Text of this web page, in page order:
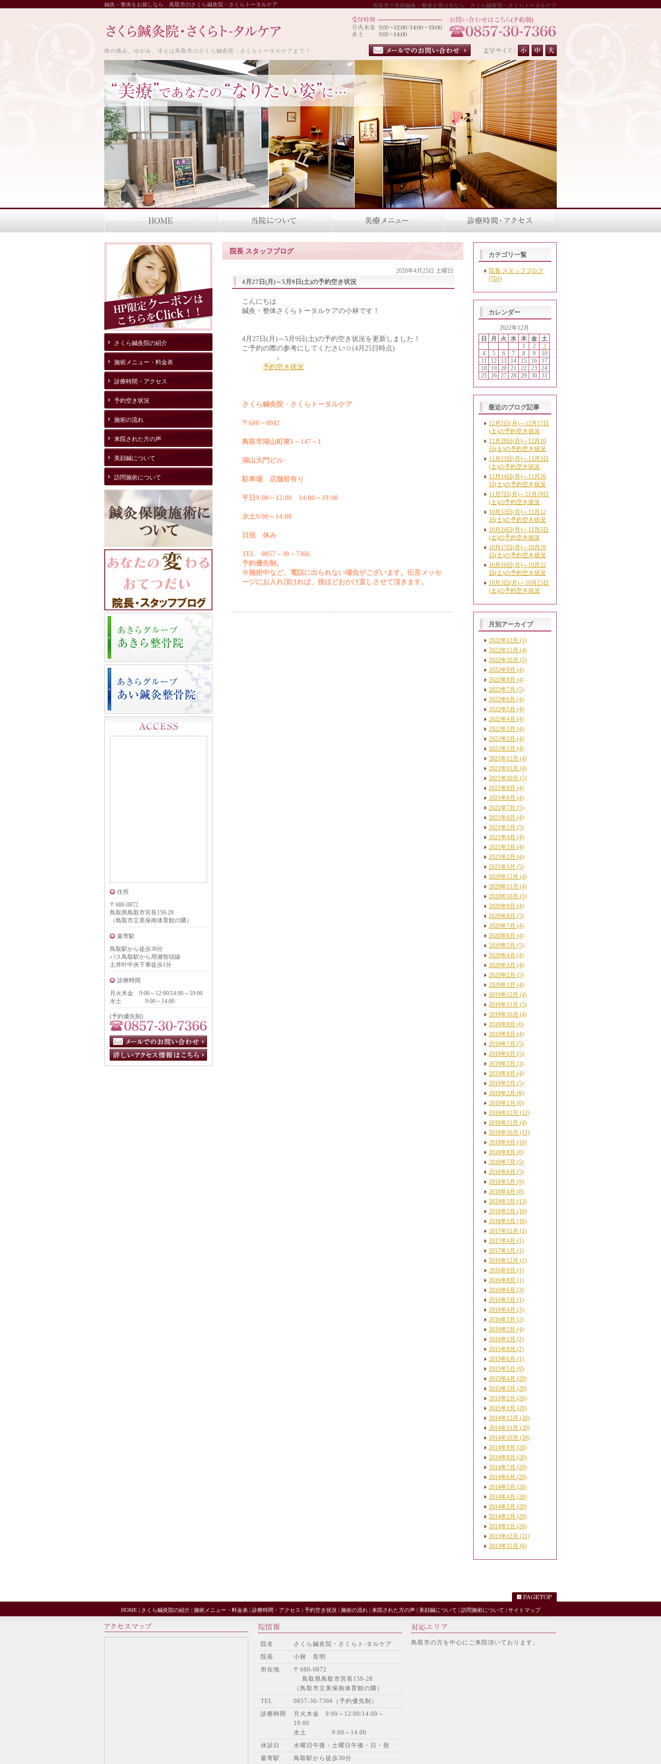
鍼灸・整体をお探しなら、鳥取市のさくら鍼灸院・さくらトータルケア 鳥取市で美容鍼灸・整体を受けるなら、さくら鍼灸院・さくらトータルケア
体の痛み、ゆがみ、冷えは鳥取市のさくら鍼灸院・さくらトータルケアまで！
院長 スタッフブログ
2020年4月25日 土曜日
4月27日(月)～5月9日(土)の予約空き状況
こんにちは
鍼灸・整体さくらトータルケアの小林です！
4月27日(月)～5月9日(土)の予約空き状況を更新しました！
ご予約の際の参考にしてください☆(4月25日時点)
↓
予約空き状況
さくら鍼灸院・さくらトータルケア
〒680－0942
鳥取市湖山町東1－147－1
湖山大門ビル
駐車場 店舗前有り
平日9:00～12:00 14:00～19:00
水土9:00～14:00
日祝 休み
TEL 0857－30－7366
予約優先制。
※施術中など、電話に出られない場合がございます。伝言メッセ
ージにお入れ頂ければ、後ほどおかけ直しさせて頂きます。
カテゴリ一覧
院長 スタッフブログ
(701)
カレンダー
2022年12月
日
月 火 水 木 金
土
1
2
3
4
5 6 7 8 9
10
11
12 13 14 15 16
17
18
19 20 21 22 23
24
25
26 27 28 29 30 31
最近のブログ記事
12月5日(月)～12月17日
(土)の予約空き状況
11月28日(月)～12月10
日(土)の予約空き状況
11月21日(月)～12月3日
(土)の予約空き状況
11月14日(月)～11月26
日(土)の予約空き状況
11月7日(月)～11月19日
(土)の予約空き状況
10月31日(月)～11月12
日(土)の予約空き状況
10月24日(月)～11月5日
(土)の予約空き状況
10月17日(月)～10月29
日(土)の予約空き状況
10月10日(月)～10月22
日(土)の予約空き状況
10月3日(月)～10月15日
(土)の予約空き状況
月別アーカイブ
2022年12月 (1)
2022年11月 (4)
2022年10月 (5)
2022年9月 (4)
2022年8月 (4)
2022年7月 (5)
2022年6月 (4)
2022年5月 (4)
2022年4月 (4)
2022年3月 (4)
2022年2月 (4)
2022年1月 (4)
2021年12月 (4)
2021年11月 (4)
2021年10月 (5)
2021年9月 (4)
2021年8月 (4)
2021年7月 (5)
2021年6月 (4)
2021年5月 (5)
2021年4月 (4)
2021年3月 (4)
2021年2月 (4)
2021年1月 (5)
2020年12月 (4)
2020年11月 (4)
2020年10月 (5)
2020年9月 (4)
2020年8月 (5)
2020年7月 (4)
2020年6月 (4)
2020年5月 (5)
2020年4月 (4)
2020年3月 (4)
2020年2月 (5)
2020年1月 (4)
2019年12月 (4)
2019年11月 (5)
2019年10月 (4)
2019年9月 (6)
2019年8月 (4)
2019年7月 (5)
2019年6月 (5)
2019年5月 (3)
2019年4月 (4)
2019年3月 (5)
2019年2月 (8)
2019年1月 (6)
2018年12月 (12)
2018年11月 (4)
2018年10月 (11)
2018年9月 (10)
2018年8月 (8)
2018年7月 (5)
2018年6月 (5)
2018年5月 (9)
2018年4月 (8)
2018年3月 (13)
2018年2月 (10)
2018年1月 (16)
2017年12月 (1)
2017年4月 (1)
2017年1月 (1)
2016年12月 (1)
2016年9月 (1)
2016年8月 (1)
2016年6月 (3)
2016年5月 (1)
2016年4月 (3)
2016年3月 (2)
2016年2月 (4)
2016年1月 (2)
2015年8月 (2)
2015年6月 (1)
2015年5月 (9)
2015年4月 (20)
2015年3月 (20)
2015年2月 (20)
2015年1月 (20)
2014年12月 (20)
2014年11月 (20)
2014年10月 (20)
2014年9月 (20)
2014年8月 (20)
2014年7月 (20)
2014年6月 (20)
2014年5月 (20)
2014年4月 (20)
2014年3月 (20)
2014年2月 (20)
2014年1月 (20)
2013年12月 (21)
2013年11月 (6)
さくら鍼灸院の紹介
施術メニュー・料金表
診療時間・アクセス
予約空き状況
施術の流れ
来院された方の声
美顔鍼について
訪問施術について
住所
〒680-0872
鳥取県鳥取市宮長159-28
（鳥取市立美保南体育館の隣）
最寄駅
鳥取駅から徒歩30分
バス鳥取駅から用瀬智頭線
土井叶中央下車徒歩1分
診療時間
月火木金 9:00～12:00/14:00～19:00
水土 9:00～14:00
(予約優先制)
HOME| さくら鍼灸院の紹介| 施術メニュー・料金表| 診療時間・アクセス | 予約空き状況 | 施術の流れ| 来院された方の声| 美顔鍼について | 訪問施術について | サイトマップ
院名
さくら鍼灸院・さくらト-タルケア
院長
小林 良明
所在地
〒680-0872
鳥取県鳥取市宮長159-28
（鳥取市立美保南体育館の隣）
TEL
0857-30-7366（予約優先制）
診療時間
月火木金 9:00～12:00/14:00～
19:00
水土 9:00～14:00
休診日
水曜日午後・土曜日午後・日・祝
最寄駅
鳥取駅から徒歩30分
鳥取市の方を中心にご来院頂いております。